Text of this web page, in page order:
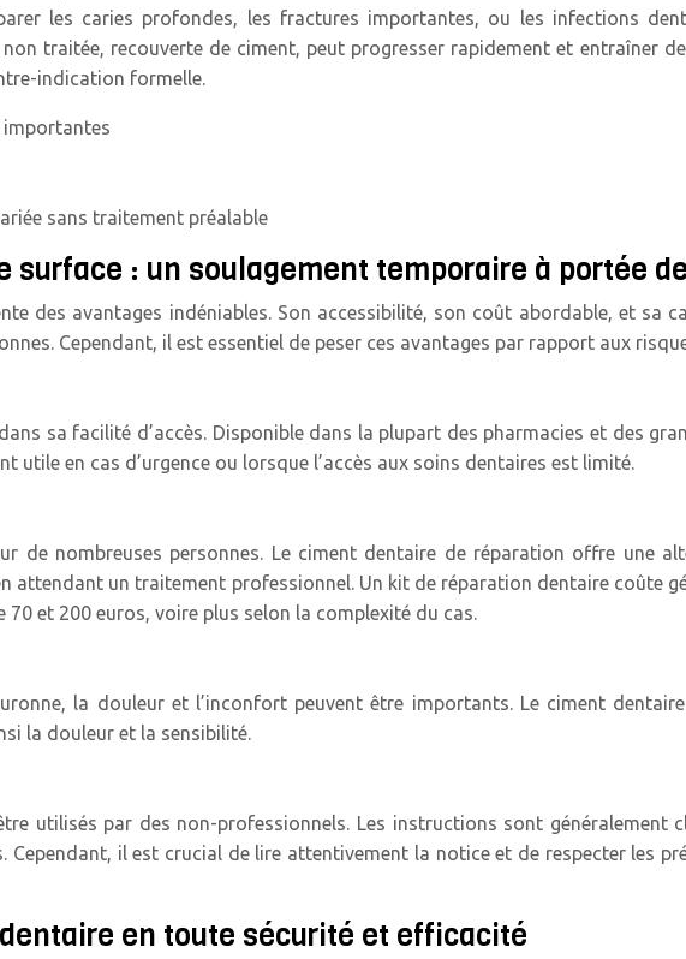
les caries profondes, les fractures importantes, ou les infections
traitée, recouverte de ciment, peut progresser rapidement et entraîner
indication formelle.
importantes
sans traitement préalable
: un soulagement temporaire à portée
des avantages indéniables. Son accessibilité, son coût abordable, et sa
Cependant, il est essentiel de peser ces avantages par rapport aux
sa facilité d’accès. Disponible dans la plupart des pharmacies et des
utile en cas d’urgence ou lorsque l’accès aux soins dentaires est limité.
de nombreuses personnes. Le ciment dentaire de réparation offre une
un traitement professionnel. Un kit de réparation dentaire coûte
et 200 euros, voire plus selon la complexité du cas.
la douleur et l’inconfort peuvent être importants. Le ciment
la douleur et la sensibilité.
utilisés par des non-professionnels. Les instructions sont généralement
Cependant, il est crucial de lire attentivement la notice et de respecter les
en toute sécurité et efficacité